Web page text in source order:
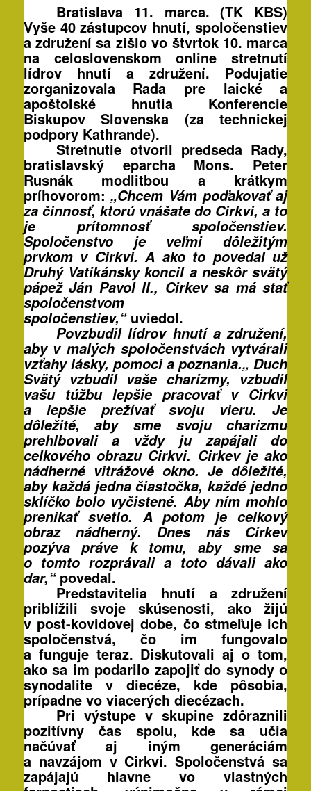
Bratislava 11. marca. (TK KBS)
Vyše 40 zástupcov hnutí, spoločenstiev
a združení sa zišlo vo štvrtok 10. marca
na celoslovenskom online stretnutí
lídrov hnutí a združení. Podujatie
zorganizovala Rada pre laické a
apoštolské hnutia Konferencie
Biskupov Slovenska (za technickej
podpory Kathrande).
Stretnutie otvoril predseda Rady,
bratislavský eparcha Mons. Peter
Rusnák modlitbou a krátkym
príhovorom:„Chcem Vám poďakovať aj
za činnosť, ktorú vnášate do Cirkvi, a to
je prítomnosť spoločenstiev.
Spoločenstvo je veľmi dôležitým
prvkom v Cirkvi. A ako to povedal už
Druhý Vatikánsky koncil a neskôr svätý
pápež Ján Pavol II., Cirkev sa má stať
spoločenstvom
spoločenstiev,“uviedol.
Povzbudil lídrov hnutí a združení,
aby v malých spoločenstvách vytvárali
vzťahy lásky, pomoci a poznania.„ Duch
Svätý vzbudil vaše charizmy, vzbudil
vašu túžbu lepšie pracovať v Cirkvi
a lepšie prežívať svoju vieru. Je
dôležité, aby sme svoju charizmu
prehlbovali a vždy ju zapájali do
celkového obrazu Cirkvi. Cirkev je ako
nádherné vitrážové okno. Je dôležité,
aby každá jedna čiastočka, každé jedno
sklíčko bolo vyčistené. Aby ním mohlo
prenikať svetlo. A potom je celkový
obraz nádherný. Dnes nás Cirkev
pozýva práve k tomu, aby sme sa
o tomto rozprávali a toto dávali ako
dar,“povedal.
Predstavitelia hnutí a združení
priblížili svoje skúsenosti, ako žijú
v post-kovidovej dobe, čo stmeľuje ich
spoločenstvá, čo im fungovalo
a funguje teraz. Diskutovali aj o tom,
ako sa im podarilo zapojiť do synody o
synodalite v diecéze, kde pôsobia,
prípadne vo viacerých diecézach.
Pri výstupe v skupine zdôraznili
pozitívny čas spolu, kde sa učia
načúvať aj iným generáciám
a navzájom v Cirkvi. Spoločenstvá sa
zapájajú hlavne vo vlastných